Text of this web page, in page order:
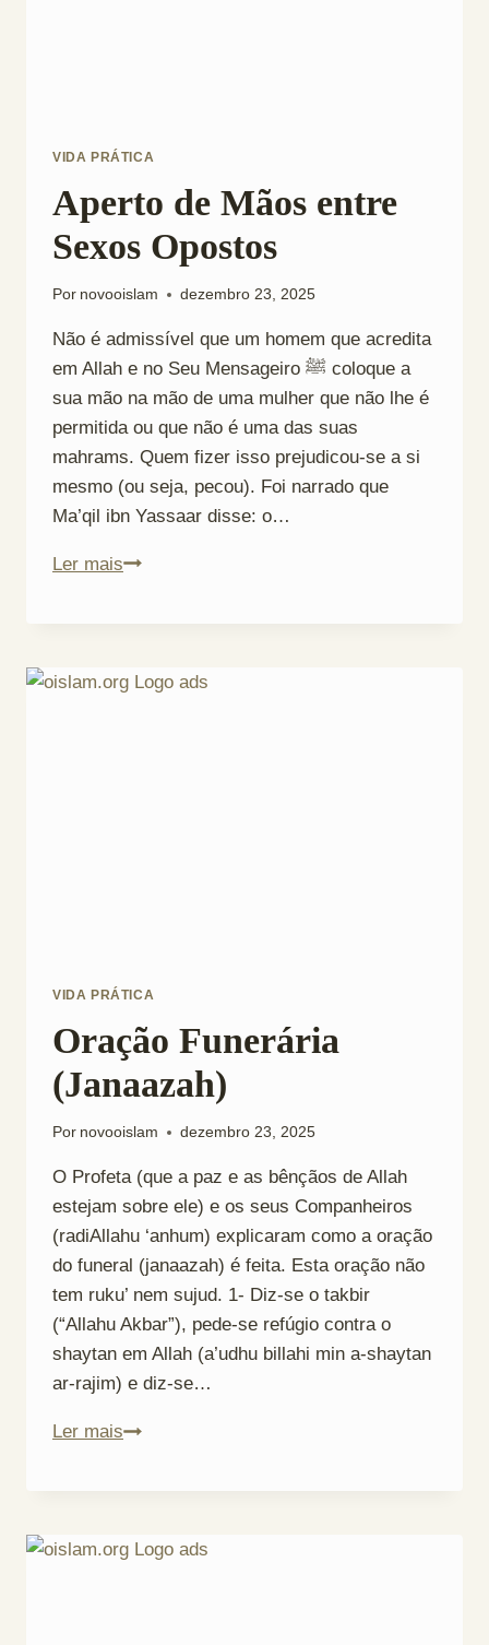
VIDA PRÁTICA
Aperto de Mãos entre
Sexos Opostos
Por novooislam dezembro 23, 2025
Não é admissível que um homem que acredita
em Allah e no Seu Mensageiro ﷺ coloque a
sua mão na mão de uma mulher que não lhe é
permitida ou que não é uma das suas
mahrams. Quem fizer isso prejudicou-se a si
mesmo (ou seja, pecou). Foi narrado que
Ma’qil ibn Yassaar disse: o…
Ler maisAperto
Sexos
VIDA PRÁTICA
Oração Funerária
(Janaazah)
Por novooislam dezembro 23, 2025
O Profeta (que a paz e as bênçãos de Allah
estejam sobre ele) e os seus Companheiros
(radiAllahu ‘anhum) explicaram como a oração
do funeral (janaazah) é feita. Esta oração não
tem ruku’ nem sujud. 1- Diz-se o takbir
(“Allahu Akbar”), pede-se refúgio contra o
shaytan em Allah (a’udhu billahi min a-shaytan
ar-rajim) e diz-se…
Ler maisOração